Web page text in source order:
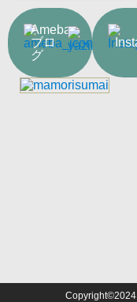
Ameba
ブロ
グ
Copyright©2024